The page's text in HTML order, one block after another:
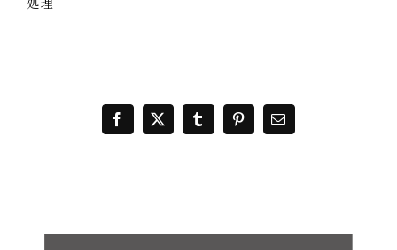
Facebook
X TumblrPinterest
電